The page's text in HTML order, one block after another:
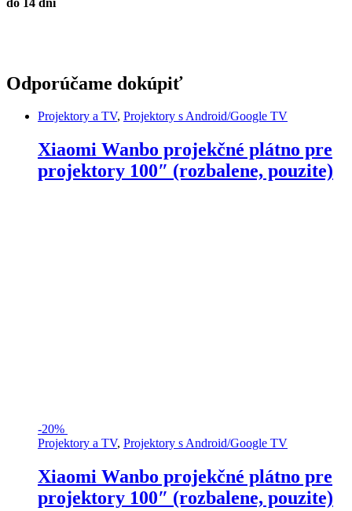
certifikáciou
Odporúčame dokúpiť
Projektory a TV, Projektory s Android/Google TV
Xiaomi Wanbo projekčné plátno pre
projektory 100″ (rozbalene, pouzite)
-20%
Projektory a TV, Projektory s Android/Google TV
Xiaomi Wanbo projekčné plátno pre
projektory 100″ (rozbalene, pouzite)